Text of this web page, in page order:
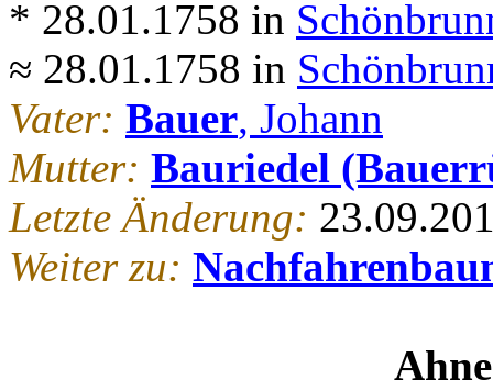
* 28.01.1758 in
≈ 28.01.1758 in
Vater: Bauer, Johann
Mutter: Bauriedel
Letzte Änderung:
Weiter zu: